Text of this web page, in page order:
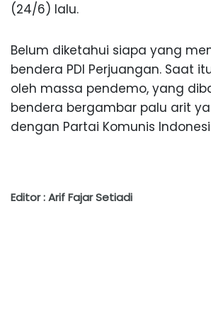
(24/6) lalu.
Belum diketahui siapa yang
bendera PDI Perjuangan. Saat
oleh massa pendemo, yang
bendera bergambar palu arit
dengan Partai Komunis
Editor : Arif Fajar Setiadi